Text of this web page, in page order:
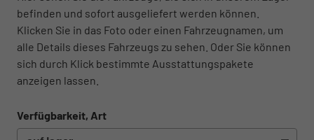
befinden und sofort ausgeliefert werden können.
Klicken Sie in das Foto oder einen Fahrzeugnamen, um
alle Details dieses Fahrzeugs zu sehen. Oder Sie können
sich durch Klick bestimmte Ausstattungspakete
anzeigen lassen.
Verfügbarkeit, Art